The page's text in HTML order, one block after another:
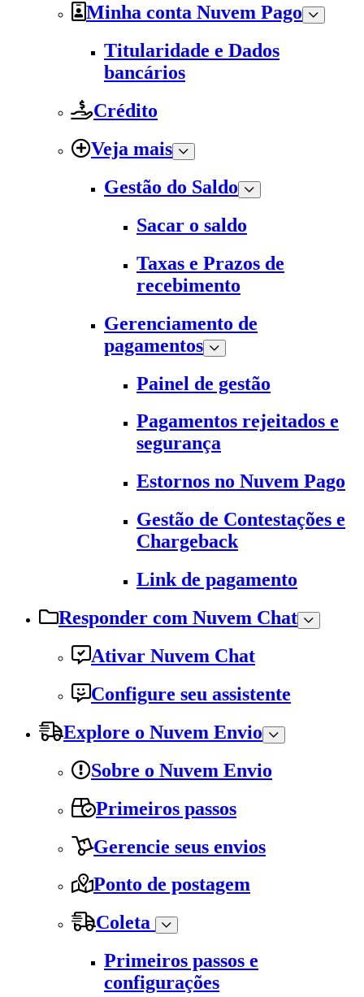
Minha conta Nuvem Pago
Titularidade e Dados
bancários
Crédito
Veja mais
Gestão do Saldo
Sacar o saldo
Taxas e Prazos de
recebimento
Gerenciamento de
pagamentos
Painel de gestão
Pagamentos rejeitados e
segurança
Estornos no Nuvem Pago
Gestão de Contestações e
Chargeback
Link de pagamento
Responder com Nuvem Chat
Ativar Nuvem Chat
Configure seu assistente
Explore o Nuvem Envio
Sobre o Nuvem Envio
Primeiros passos
Gerencie seus envios
Ponto de postagem
Coleta
Primeiros passos e
configurações